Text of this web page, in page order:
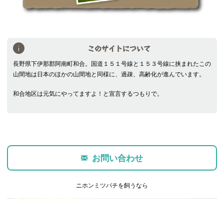
このサイトについて
長野県下伊那郡阿南町和合。国道１５１号線と１５３号線に挟まれたこの
山間地は日本のほかの山間地と同様に、過疎、高齢化が進んでいます。
和合地区は元気にやってますよ！と宣言するつもりで。
お問い合わせ
ニホンミツバチを飼うなら